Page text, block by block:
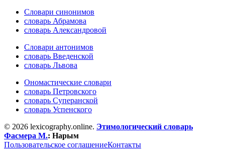
Словари синонимов
словарь Абрамова
словарь Александровой
Словари антонимов
словарь Введенской
словарь Львова
Ономастические словари
словарь Петровского
словарь Суперанской
словарь Успенского
© 2026 lexicography.online. Этимологический словарь
Фасмера М.: Нарым
Пользовательское соглашениеКонтакты